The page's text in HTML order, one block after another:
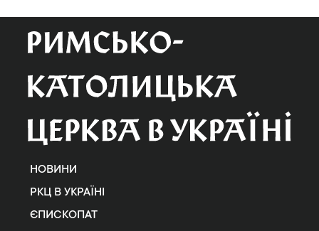
НОВИНИ
РКЦ В УКРАЇНІ
ЄПИСКОПАТ